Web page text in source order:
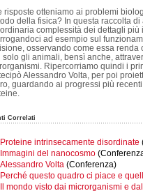
risposte otteniamo ai problemi
della fisica? In questa raccolta
complessità dei dettagli più
ad esempio sul
osservando come essa
solo gli animali, bensì anche,
Ripercorriamo quindi i
Alessandro Volta, per poi
guardando ai progressi più
Correlati
Proteine intrinsecamente disordinate
Immagini del nanocosmo
Alessandro Volta (Conferenza)
Perché questo quadro ci piace e
Il mondo visto dai microrganismi e